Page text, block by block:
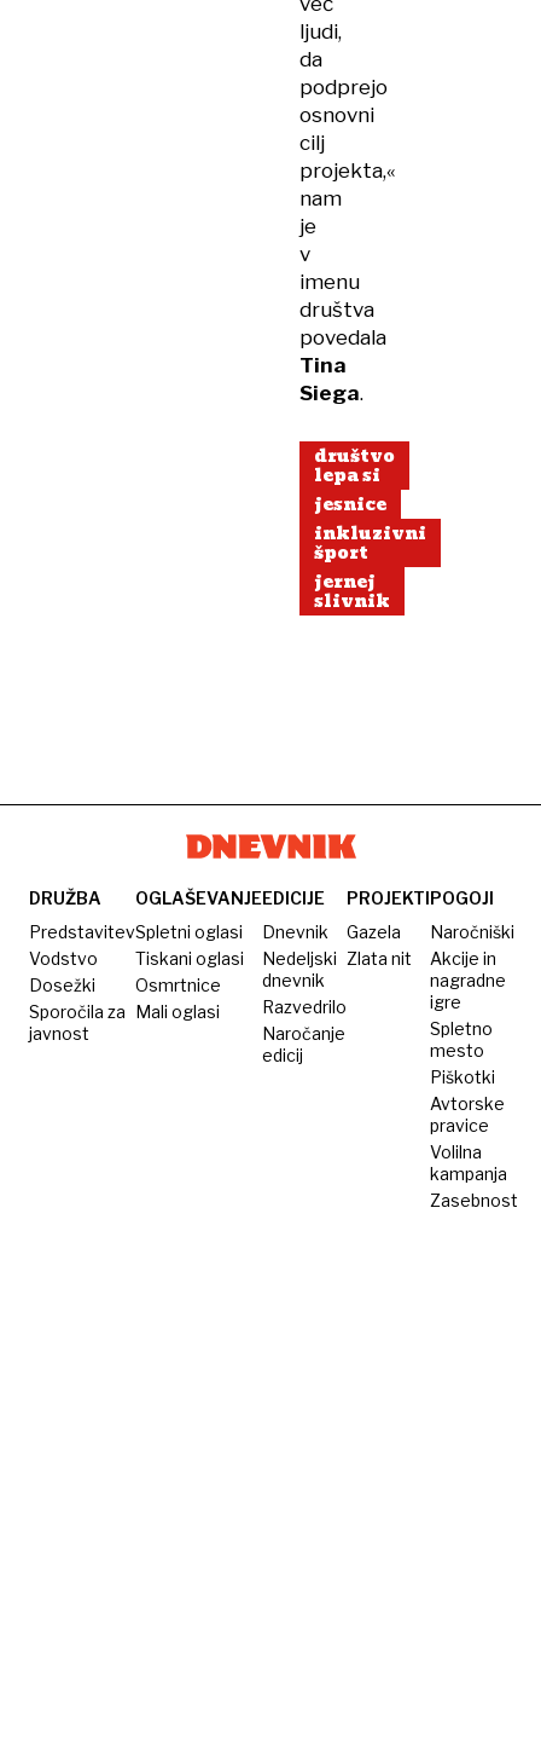
ljudi,
da
podprejo
osnovni
cilj
projekta,«
nam
je
v
imenu
društva
povedala
Tina
Siega.
društvo
lepa si
jesnice
inkluzivni
šport
jernej
slivnik
DRUŽBA
Predstavitev
Vodstvo
Dosežki
Sporočila za
javnost
OGLAŠEVANJE
Spletni oglasi
Tiskani oglasi
Osmrtnice
Mali oglasi
EDICIJE
Dnevnik
Nedeljski
dnevnik
Razvedrilo
Naročanje
edicij
PROJEKTI
Gazela
Zlata nit
POGOJI
Naročniški
Akcije in
nagradne
igre
Spletno
mesto
Piškotki
Avtorske
pravice
Volilna
kampanja
Zasebnost